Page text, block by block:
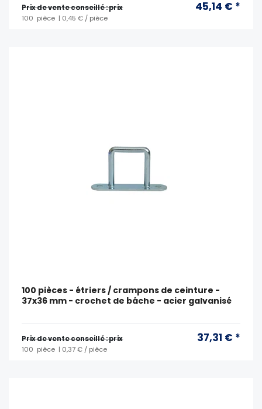
Prix ​​de vente conseillé : prix 45,14 € *
100 pièce | 0,45 € / pièce
100 pièces - étriers / crampons de ceinture -
37x36 mm - crochet de bâche - acier galvanisé
Prix ​​de vente conseillé : prix 37,31 € *
100 pièce | 0,37 € / pièce